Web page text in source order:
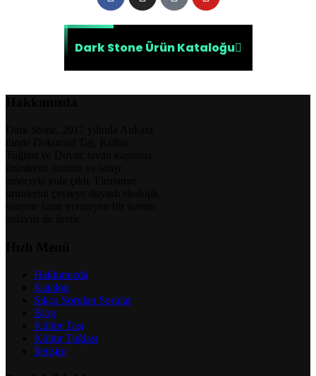
Dark Stone Ürün Kataloğu
Hakkımızda
Katalog
Sıkça Sorulan Sorular
Blog
Kültür Taşı
Kültür Tuğlası
İletişim